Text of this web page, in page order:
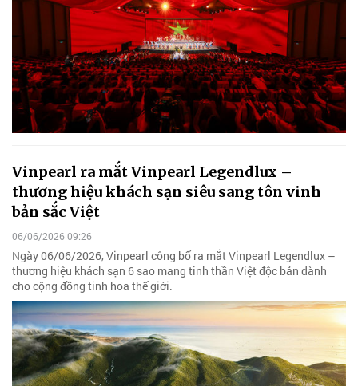
Vinpearl ra mắt Vinpearl Legendlux –
thương hiệu khách sạn siêu sang tôn vinh
bản sắc Việt
06/06/2026 09:26
Ngày 06/06/2026, Vinpearl công bố ra mắt Vinpearl Legendlux –
thương hiệu khách sạn 6 sao mang tinh thần Việt độc bản dành
cho cộng đồng tinh hoa thế giới.